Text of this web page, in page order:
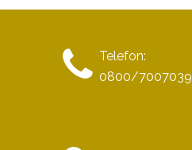
Telefon:
0800/7007039